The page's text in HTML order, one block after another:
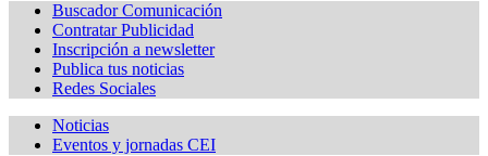
Buscador Comunicación
Contratar Publicidad
Inscripción a newsletter
Publica tus noticias
Redes Sociales
Noticias
Eventos y jornadas CEI